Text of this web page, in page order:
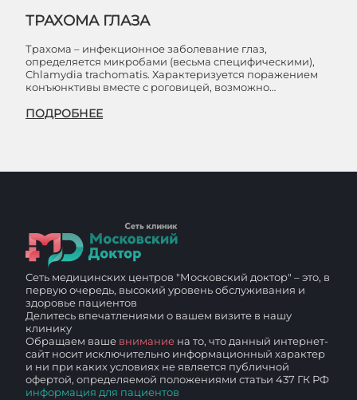
ТРАХОМА ГЛАЗА
Трахома – инфекционное заболевание глаз,
определяется микробами (весьма специфическими),
Chlamydia trachomatis. Характеризуется поражением
конъюнктивы вместе с роговицей, возможно…
ПОДРОБНЕЕ
Сеть медицинских центров "Московский доктор" – это, в
первую очередь, высокий уровень обслуживания и
здоровье пациентов
Делитесь впечатлениями о вашем визите в нашу
клинику
Обращаем ваше внимание на то, что данный интернет-
сайт носит исключительно информационный характер
и ни при каких условиях не является публичной
офертой, определяемой положениями статьи 437 ГК РФ
информация для пациентов